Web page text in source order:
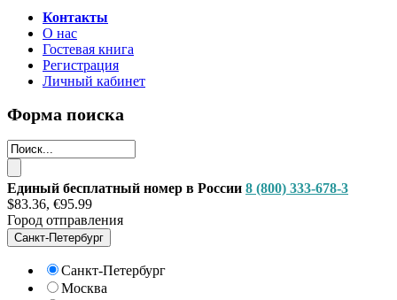
Контакты
О нас
Гостевая книга
Регистрация
Личный кабинет
Форма поиска
Единый бесплатный номер в России 8 (800) 333-678-3
$83.36, €95.99
Город отправления
Санкт-Петербург
Санкт-Петербург
Москва